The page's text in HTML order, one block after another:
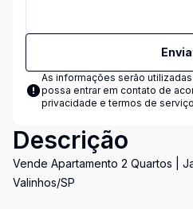
As informações serão
possa entrar em contato de
privacidade e termos de serviço
Descrição
Vende Apartamento 2 Quartos |
Valinhos/SP